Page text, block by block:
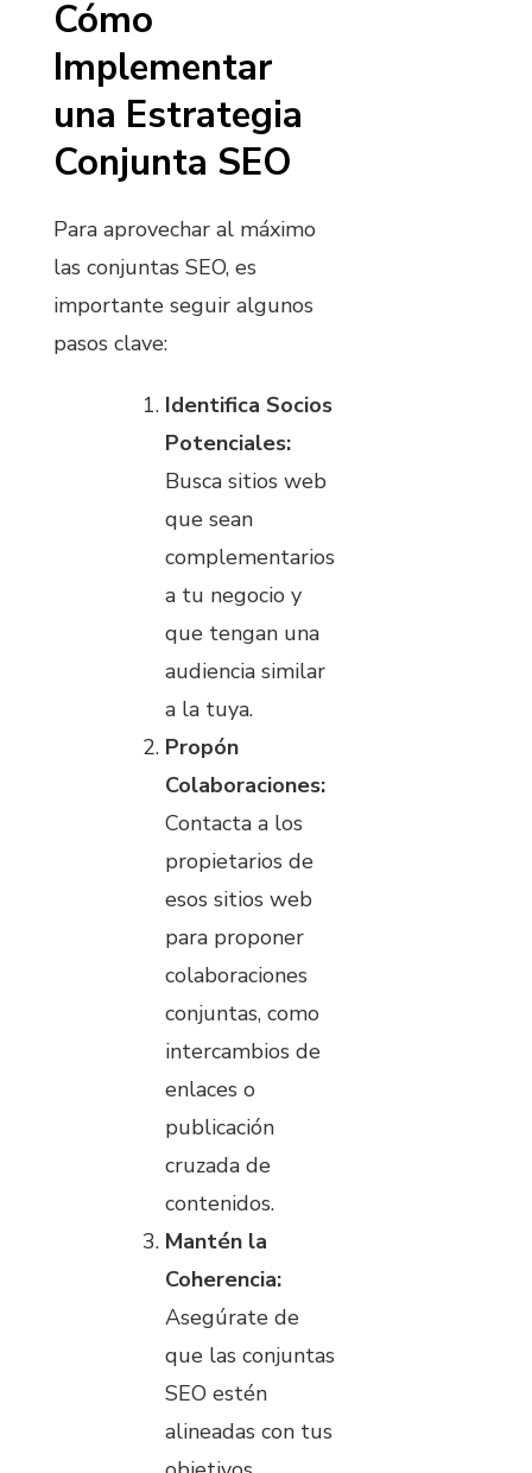
Cómo
Implementar
una Estrategia
Conjunta SEO
Para aprovechar al máximo
las conjuntas SEO, es
importante seguir algunos
pasos clave:
Identifica Socios
Potenciales:
Busca sitios web
que sean
complementarios
a tu negocio y
que tengan una
audiencia similar
a la tuya.
Propón
Colaboraciones:
Contacta a los
propietarios de
esos sitios web
para proponer
colaboraciones
conjuntas, como
intercambios de
enlaces o
publicación
cruzada de
contenidos.
Mantén la
Coherencia:
Asegúrate de
que las conjuntas
SEO estén
alineadas con tus